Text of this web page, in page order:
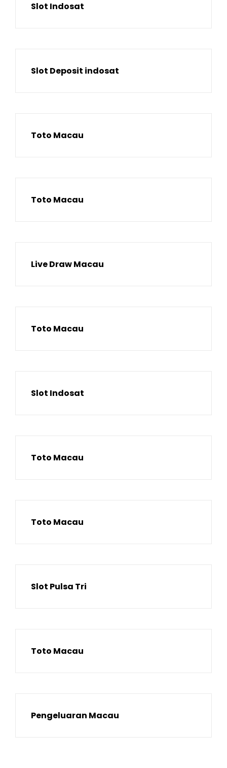
Slot Indosat
Slot Deposit indosat
Toto Macau
Toto Macau
Live Draw Macau
Toto Macau
Slot Indosat
Toto Macau
Toto Macau
Slot Pulsa Tri
Toto Macau
Pengeluaran Macau